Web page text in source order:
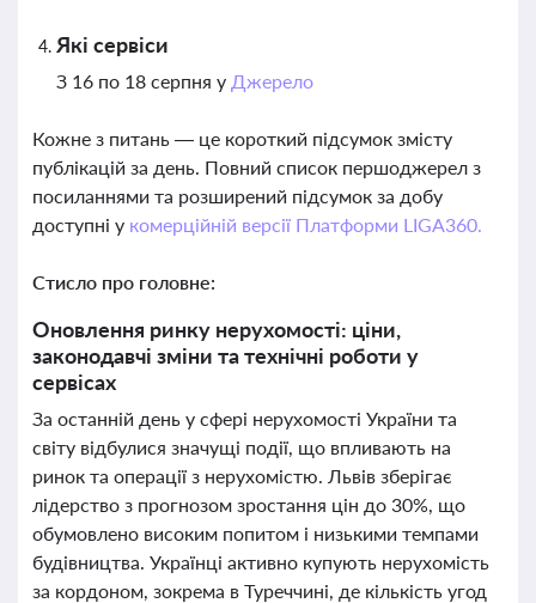
Які сервіси
З 16 по 18 серпня у Джерело
Кожне з питань — це короткий підсумок змісту
публікацій за день. Повний список першоджерел з
посиланнями та розширений підсумок за добу
доступні у комерційній версії Платформи LIGA360.
Стисло про головне:
Оновлення ринку нерухомості: ціни,
законодавчі зміни та технічні роботи у
сервісах
За останній день у сфері нерухомості України та
світу відбулися значущі події, що впливають на
ринок та операції з нерухомістю. Львів зберігає
лідерство з прогнозом зростання цін до 30%, що
обумовлено високим попитом і низькими темпами
будівництва. Українці активно купують нерухомість
за кордоном, зокрема в Туреччині, де кількість угод